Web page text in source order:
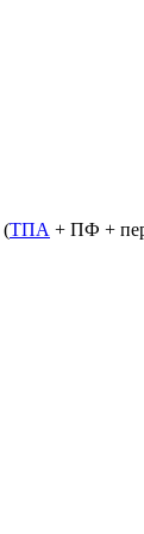
(ТПА + ПФ +